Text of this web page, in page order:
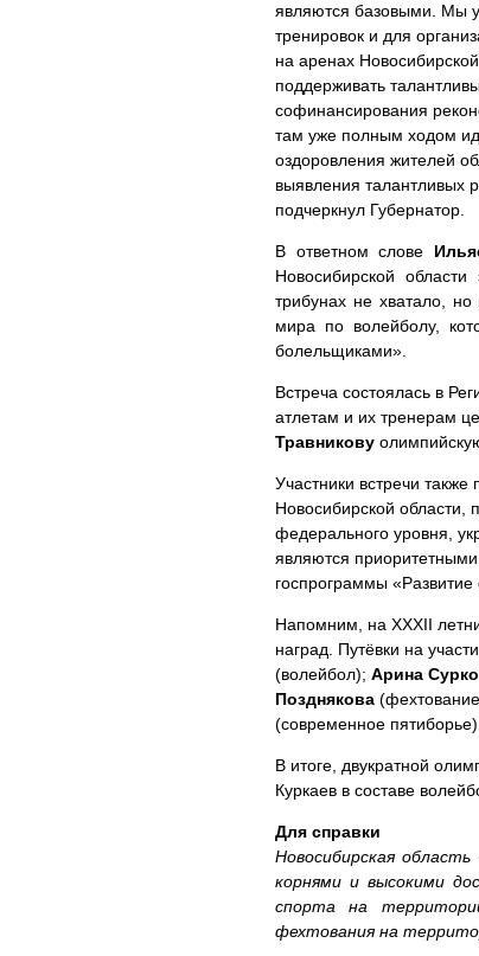
являются базовыми. Мы
тренировок и для
на аренах
поддерживать
софинансирования
там уже полным ходом
оздоровления жителей
выявления талантливых
подчеркнул Губернатор.
В ответном слове
Новосибирской
трибунах не хватало,
мира по волейболу,
болельщиками».
Встреча состоялась в
атлетам и их тренерам
Травникову
Участники встречи
Новосибирской области,
федерального уровня,
являются
госпрограммы «Развитие
Напомним, на XXXII
наград. Путёвки на
(волейбол); Арина
Позднякова
(современное пятиборье).
В итоге, двукратной
Куркаев в составе
Для справки
Новосибирская
корнями и высокими
спорта на
фехтования на